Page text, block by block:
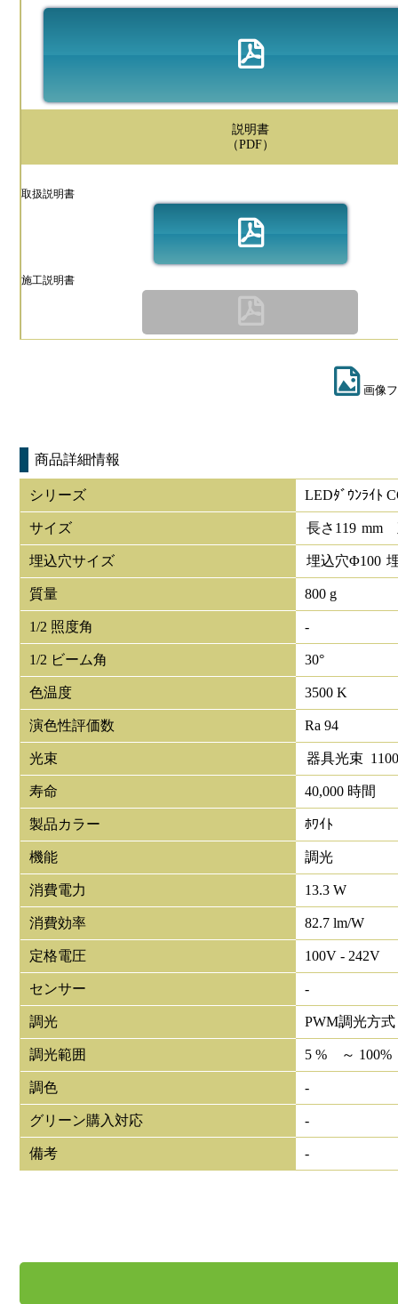
説明書
（PDF）
取扱説明書
施工説明書
画像
商品詳細情報
シリーズ LEDﾀﾞｳﾝﾗｲﾄ
サイズ 長さ 119 mm
埋込穴サイズ 埋込穴Φ100
質量 800 g
1/2 照度角 -
1/2 ビーム角 30°
色温度 3500 K
演色性評価数 Ra 94
光束 器具光束
寿命 40,000 時間
製品カラー ﾎﾜｲﾄ
機能 調光
消費電力 13.3 W
消費効率 82.7 lm/W
定格電圧 100V - 242V
センサー -
調光 PWM調光方式
調光範囲 5 % ～ 100%
調色 -
グリーン購入対応 -
備考 -